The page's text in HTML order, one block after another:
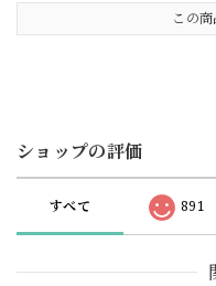
この
ショップの評価
すべて 891